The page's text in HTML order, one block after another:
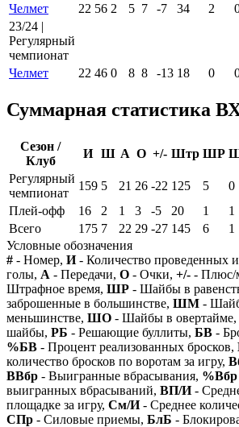
Челмет
22 56 2 5 7 -7 34 2
23/24 |
Регулярный
чемпионат
Челмет
22 46 0 8 8 -13 18 0
Суммарная статистика
Сезон /
Клуб
И Ш А О +/- Штр ШР
Регулярный
чемпионат
159 5 21 26 -22 125 5 0
Плей-офф
16 2 1 3 -5 20 1 1
Всего
175 7 22 29 -27 145 6 1
Условные обозначения
# - Номер, И- Количество проведенных
голы, А - Передачи, О - Очки, +/- - Плюс/
Штрафное время, ШР - Шайбы в
заброшенные в большинстве, ШМ -
меньшинстве, ШО - Шайбы в овертайме,
шайбы, РБ - Решающие буллиты, БВ -
%БВ - Процент реализованных бросков,
количество бросков по воротам за игру,
ВВбр - Выигранные вбрасывания, %Вбр
выигранных вбрасываний, ВП/И-
площадке за игру, См/И- Среднее
СПр - Силовые приемы, БлБ -